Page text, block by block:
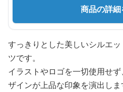
商品の詳細
すっきりとした美しいシルエ
ツです。
イラストやロゴを一切使用せ
ザインが上品な印象を演出しま